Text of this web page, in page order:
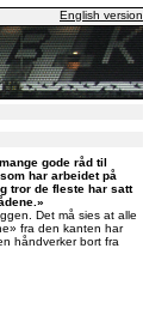
English version
gode råd til
har arbeidet på
tror de fleste har satt
Det må sies at alle
fra den kanten har
håndverker bort fra